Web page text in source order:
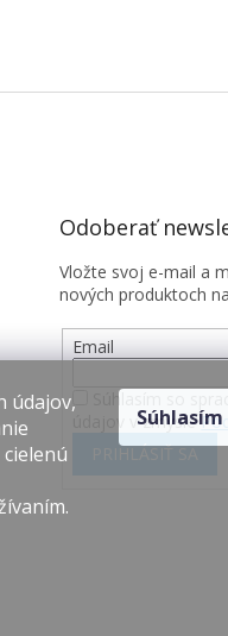
údajov,
Súhlasím
Odoberať
Vložte svoj e-mail a
nových produktoch
Email
Súhlasím so
údajov v zmysle
PRIHLÁSIŤ SA